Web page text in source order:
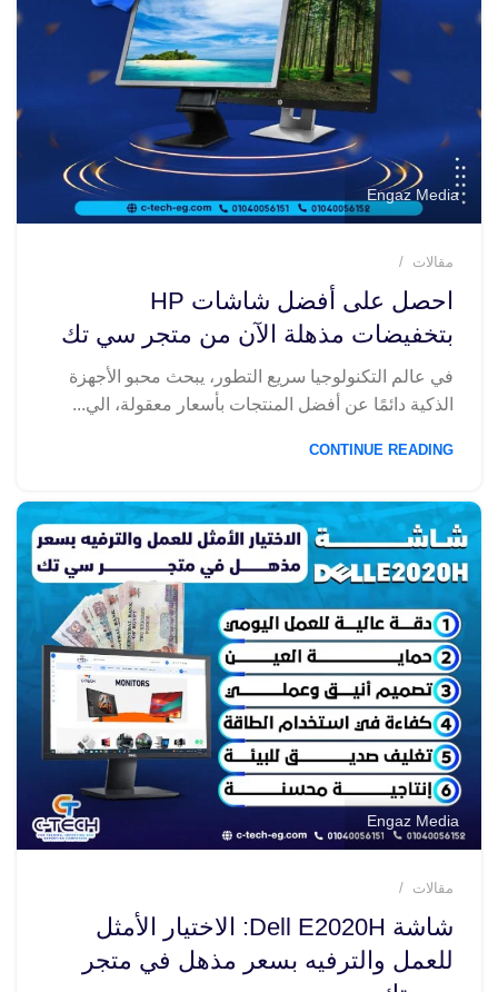
Engaz Media
مقالات
احصل على أفضل شاشات HP
بتخفيضات مذهلة الآن من متجر سي تك
في عالم التكنولوجيا سريع التطور، يبحث محبو الأجهزة
الذكية دائمًا عن أفضل المنتجات بأسعار معقولة، الي...
CONTINUE READING
Engaz Media
مقالات
شاشة Dell E2020H: الاختيار الأمثل
للعمل والترفيه بسعر مذهل في متجر